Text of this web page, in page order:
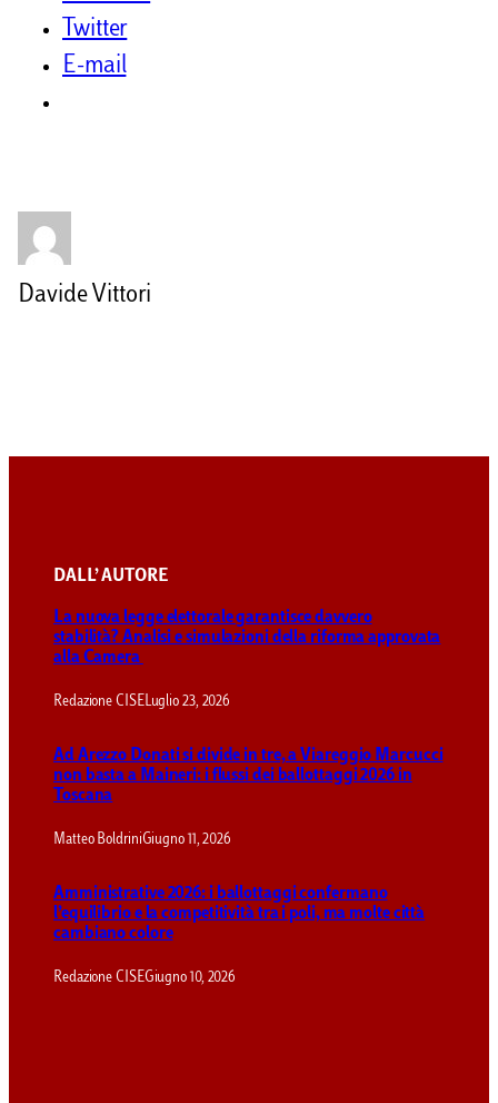
Twitter
E-mail
Davide Vittori
DALL’ AUTORE
La nuova legge elettorale garantisce davvero
stabilità? Analisi e simulazioni della riforma approvata
alla Camera
Redazione CISE Luglio 23, 2026
Ad Arezzo Donati si divide in tre, a Viareggio Marcucci
non basta a Maineri: i flussi dei ballottaggi 2026 in
Toscana
Matteo BoldriniGiugno 11, 2026
Amministrative 2026: i ballottaggi confermano
l’equilibrio e la competitività tra i poli, ma molte città
cambiano colore
Redazione CISEGiugno 10, 2026